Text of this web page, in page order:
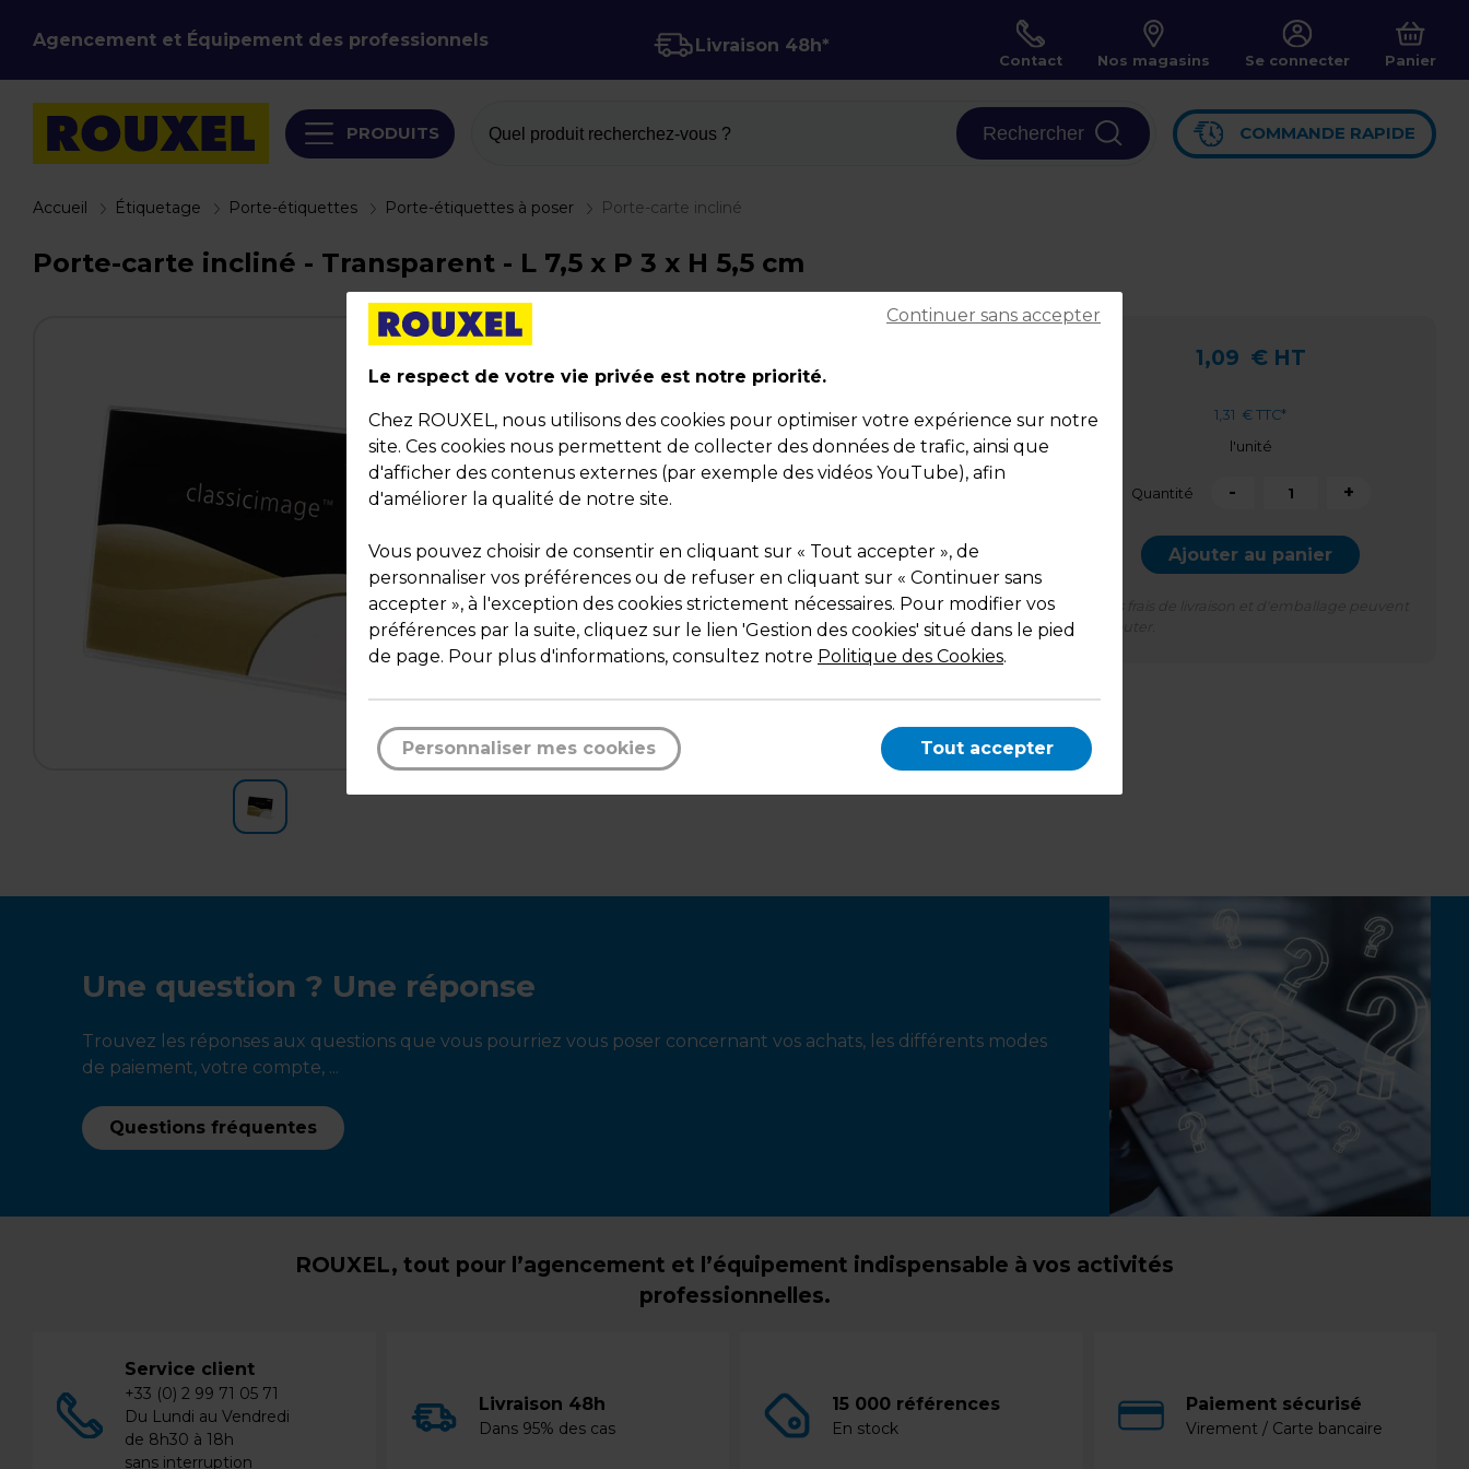
Agencement et Équipement des professionnels Livraison 48h*
Contact Nos magasins Se connecter Panier
PRODUITS Quel produit recherchez-vous ? Rechercher COMMANDE RAPIDE
Accueil Étiquetage Porte-étiquettes Porte-étiquettes à poser Porte-carte incliné
Porte-carte incliné - Transparent - L 7,5 x P 3 x H 5,5 cm
Porte-carte incliné
Code :21852
Couleur : Transparent
Matière : Ps
Dimensions : L 7,5 x P 3 x H 5,5 cm
Poids : 0,02 kg
1,09 € HT
1,31 € TTC*
l'unité
Quantité - +
Ajouter au panier
Une question ? Une réponse
Trouvez les réponses aux questions que vous pourriez vous poser concernant vos achats, les différents modes
de paiement, votre compte, ...
Questions fréquentes
ROUXEL, tout pour l’agencement et l’équipement indispensable à vos activités
professionnelles.
Service client
+33 (0) 2 99 71 05 71
Du Lundi au Vendredi
de 8h30 à 18h
sans interruption
Livraison 48h
Dans 95% des cas
15 000 références
En stock
Paiement sécurisé
Virement / Carte bancaire
Le respect de votre vie privée est notre priorité.
Chez ROUXEL, nous utilisons des cookies pour optimiser votre expérience sur notre
site. Ces cookies nous permettent de collecter des données de trafic, ainsi que
d'afficher des contenus externes (par exemple des vidéos YouTube), afin
d'améliorer la qualité de notre site.
Vous pouvez choisir de consentir en cliquant sur « Tout accepter », de
personnaliser vos préférences ou de refuser en cliquant sur « Continuer sans
accepter », à l'exception des cookies strictement nécessaires. Pour modifier vos
préférences par la suite, cliquez sur le lien 'Gestion des cookies' situé dans le pied
de page. Pour plus d'informations, consultez notre Politique des Cookies.
Continuer sans accepter
Personnaliser mes cookies Tout accepter